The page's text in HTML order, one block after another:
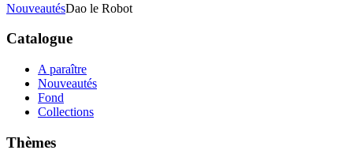
NouveautésDao le Robot
Catalogue
A paraître
Nouveautés
Fond
Collections
Thèmes